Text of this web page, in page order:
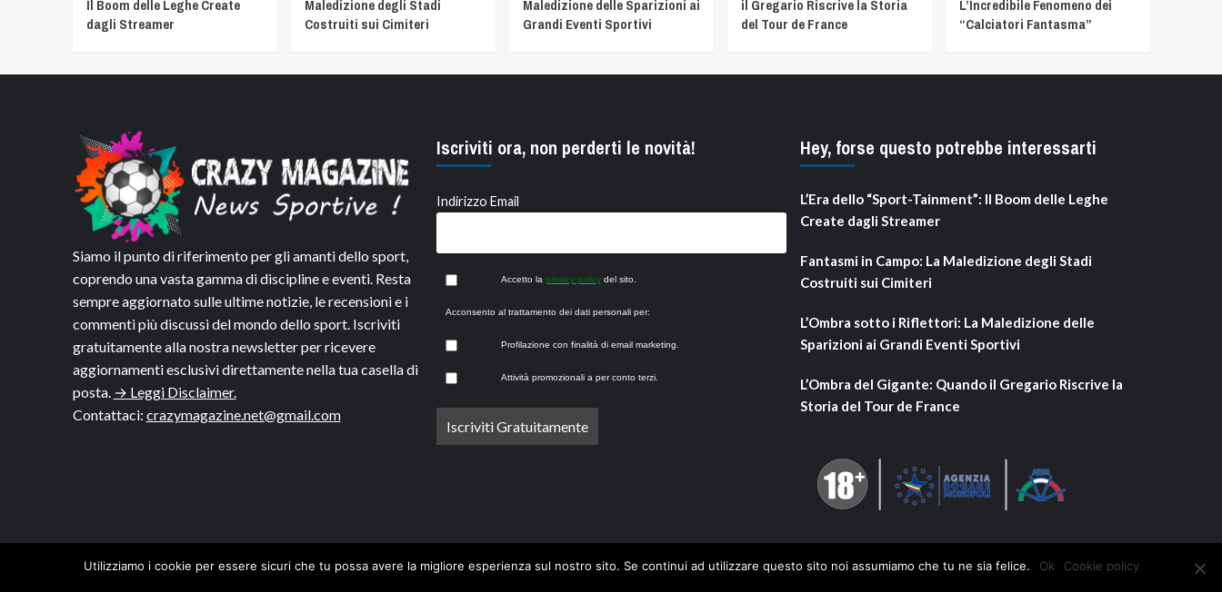
Il Boom delle Leghe Create
dagli Streamer
Maledizione degli Stadi
Costruiti sui Cimiteri
Maledizione delle Sparizioni ai
Grandi Eventi Sportivi
il Gregario Riscrive la Storia
del Tour de France
L’Incredibile Fenomeno dei
“Calciatori Fantasma”
Siamo il punto di riferimento per gli amanti dello sport,
coprendo una vasta gamma di discipline e eventi. Resta
sempre aggiornato sulle ultime notizie, le recensioni e i
commenti più discussi del mondo dello sport. Iscriviti
gratuitamente alla nostra newsletter per ricevere
aggiornamenti esclusivi direttamente nella tua casella di
posta. → Leggi Disclaimer.
Contattaci: crazymagazine.net@gmail.com
Iscriviti ora, non perderti le novità!
Indirizzo Email
Accetto la privacy policydel sito.
Acconsento al trattamento dei dati personali per:
Profilazione con finalità di email marketing.
Attività promozionali a per conto terzi.
Hey, forse questo potrebbe interessarti
L’Era dello “Sport-Tainment”: Il Boom delle Leghe
Create dagli Streamer
Fantasmi in Campo: La Maledizione degli Stadi
Costruiti sui Cimiteri
L’Ombra sotto i Riflettori: La Maledizione delle
Sparizioni ai Grandi Eventi Sportivi
L’Ombra del Gigante: Quando il Gregario Riscrive la
Storia del Tour de France
Utilizziamo i cookie per essere sicuri che tu possa avere la migliore esperienza sul nostro sito. Se continui ad utilizzare questo sito noi assumiamo che tu ne sia felice. Ok Cookie policy